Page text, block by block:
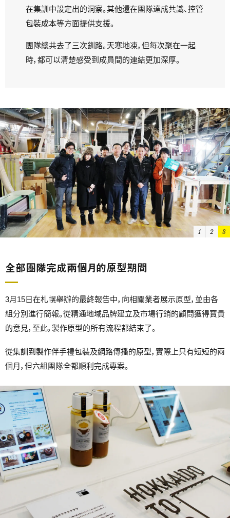
在集訓中設定出的洞察。其他還在團隊達成共識、控管
包裝成本等方面提供支援。
團隊總共去了三次釧路。天寒地凍，但每次聚在一起
時，都可以清楚感受到成員間的連結更加深厚。
1 2 3
全部團隊完成兩個月的原型期間
3月15日在札幌舉辦的最終報告中，向相關業者展示原型，並由各
組分別進行簡報。從精通地域品牌建立及市場行銷的顧問獲得寶貴
的意見，至此，製作原型的所有流程都結束了。
從集訓到製作伴手禮包裝及網路傳播的原型，實際上只有短短的兩
個月，但六組團隊全都順利完成專案。